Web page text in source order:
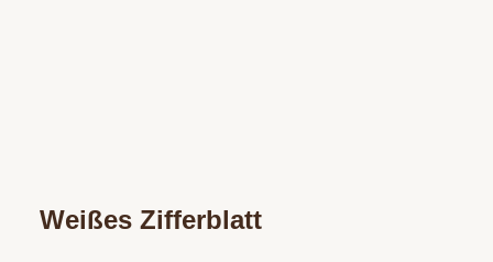
Weißes Zifferblatt